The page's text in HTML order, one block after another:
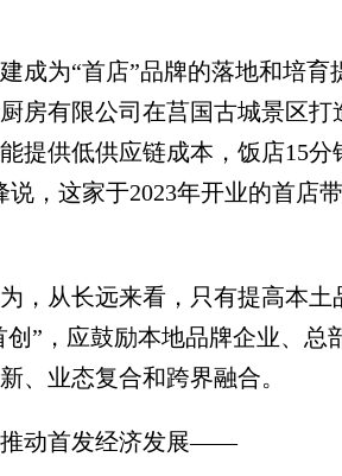
为“首店”品牌的落地和培育
房有限公司在莒国古城景区打
提供低供应链成本，饭店15
说，这家于2023年开业的首店
从长远来看，只有提高本土
创”，应鼓励本地品牌企业、
、业态复合和跨界融合。
动首发经济发展——